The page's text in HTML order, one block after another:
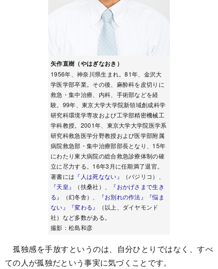
矢作直樹（やはぎなおき）
1956年、神奈川県生まれ。81年、金沢大
学医学部卒業。その後、麻酔科を皮切りに
救急・集中治療、内科、手術部などを経
験。99年、東京大学大学院新領域創成科学
研究科環境学専攻および工学部精密機械工
学科教授。2001年、東京大学大学院医学系
研究科救急医学分野教授および医学部附属
病院救急部・集中治療部部長となり、15年
にわたり東大病院の総合救急診療体制の確
立に尽力する。16年3月に任期満了退官。
著書には 『人は死なない』
（バジリコ）、
『天皇』
（扶桑社）、
『おかげさまで生き
る』
（幻冬舎）、 『お別れの作法』
『悩ま
ない』
『変わる』
（以上、ダイヤモンド
社）など多数がある。
撮影：松島和彦
孤独感を手放すというのは、自分ひとりではなく、すべ
ての人が孤独だという事実に気づくことです。